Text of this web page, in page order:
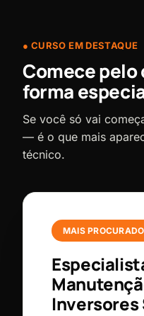
CURSO EM DESTAQUE
Comece pelo
forma
Se você só vai
— é o que mais
técnico.
MAIS PROCURADO
Inversores